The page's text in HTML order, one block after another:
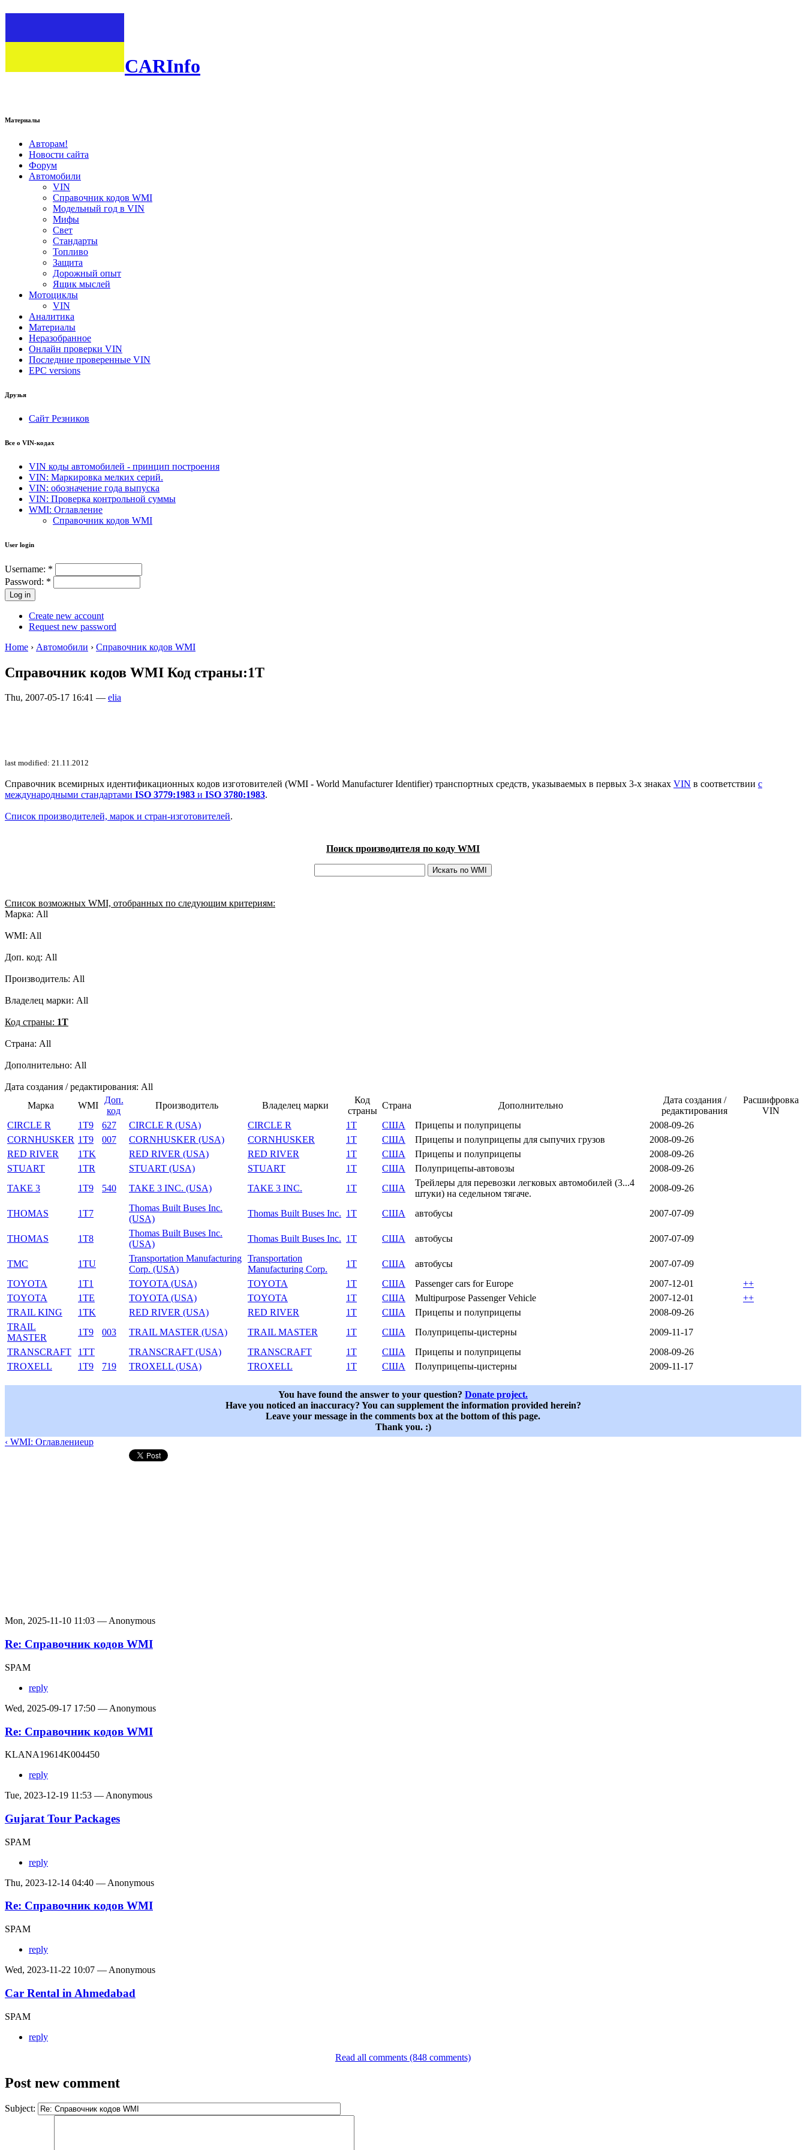
CARInfo
Материалы
Авторам!
Новости сайта
Форум
Автомобили
VIN
Справочник кодов WMI
Модельный год в VIN
Мифы
Свет
Стандарты
Топливо
Защита
Дорожный опыт
Ящик мыслей
Мотоциклы
VIN
Аналитика
Материалы
Неразобранное
Онлайн проверки VIN
Последние проверенные VIN
EPC versions
Друзья
Сайт Резников
Все о VIN-кодах
VIN коды автомобилей - принцип построения
VIN: Маркировка мелких серий.
VIN: обозначение года выпуска
VIN: Проверка контрольной суммы
WMI: Оглавление
Справочник кодов WMI
User login
Username: *
Password: *
Create new account
Request new password
Home › Автомобили › Справочник кодов WMI
Справочник кодов WMI Код страны:1T
Thu, 2007-05-17 16:41 — elia
last modified: 21.11.2012
Справочник всемирных идентификационных кодов изготовителей (WMI - World Manufacturer Identifier) транспортных средств, указываемых в первых 3-х знаках VIN в соответствии с
международными стандартами ISO 3779:1983 и ISO 3780:1983.
Список производителей, марок и стран-изготовителей.
Поиск производителя по коду WMI
Список возможных WMI, отобранных по следующим критериям:
Марка: All
WMI: All
Доп. код: All
Производитель: All
Владелец марки: All
Код страны: 1T
Страна: All
Дополнительно: All
Дата создания / редактирования: All
Марка
WMI
Доп.
код
Производитель Владелец марки
Код
страны
Страна Дополнительно
Дата создания /
редактирования
Расшифровка
VIN
CIRCLE R
1T9 627 CIRCLE R (USA) CIRCLE R 1T США Прицепы и полуприцепы
2008-09-26
CORNHUSKER 1T9 007 CORNHUSKER (USA) CORNHUSKER 1T США Прицепы и полуприцепы для сыпучих грузов
2008-09-26
RED RIVER
1TK RED RIVER (USA) RED RIVER 1T США Прицепы и полуприцепы
2008-09-26
STUART
1TR STUART (USA) STUART 1T США Полуприцепы-автовозы
2008-09-26
TAKE 3
1T9 540 TAKE 3 INC. (USA) TAKE 3 INC. 1T США
Трейлеры для перевозки легковых автомобилей (3...4
штуки) на седельном тягаче.
2008-09-26
THOMAS 1T7
Thomas Built Buses Inc.
(USA)
Thomas Built Buses Inc. 1T США автобусы 2007-07-09
THOMAS 1T8
Thomas Built Buses Inc.
(USA)
Thomas Built Buses Inc. 1T США автобусы 2007-07-09
TMC 1TU
Transportation Manufacturing
Corp. (USA)
Transportation
Manufacturing Corp.
1T США автобусы
2007-07-09
TOYOTA
1T1 TOYOTA (USA) TOYOTA 1T США Passenger cars for Europe 2007-12-01
++
TOYOTA
1TE TOYOTA (USA) TOYOTA 1T США Multipurpose Passenger Vehicle 2007-12-01
++
TRAIL KING
1TK RED RIVER (USA) RED RIVER 1T США Прицепы и полуприцепы
2008-09-26
TRAIL
MASTER
1T9 003 TRAIL MASTER (USA) TRAIL MASTER 1T США Полуприцепы-цистерны
2009-11-17
TRANSCRAFT
1TT TRANSCRAFT (USA) TRANSCRAFT 1T США Прицепы и полуприцепы
2008-09-26
TROXELL
1T9 719 TROXELL (USA) TROXELL 1T США Полуприцепы-цистерны 2009-11-17
You have found the answer to your question? Donate project.
Have you noticed an inaccuracy? You can supplement the information provided herein?
Leave your message in the comments box at the bottom of this page.
Thank you. :)
‹ WMI: Оглавлениеup
Mon, 2025-11-10 11:03 — Anonymous
Re: Справочник кодов WMI
SPAM
reply
Wed, 2025-09-17 17:50 — Anonymous
Re: Справочник кодов WMI
KLANA19614K004450
reply
Tue, 2023-12-19 11:53 — Anonymous
Gujarat Tour Packages
SPAM
reply
Thu, 2023-12-14 04:40 — Anonymous
Re: Справочник кодов WMI
SPAM
reply
Wed, 2023-11-22 10:07 — Anonymous
Car Rental in Ahmedabad
SPAM
reply
Read all comments (848 comments)
Post new comment
Subject: